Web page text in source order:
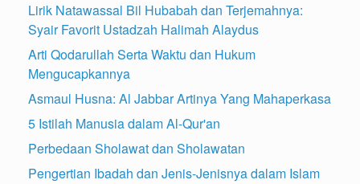
Lirik Natawassal Bil Hubabah dan Terjemahnya:
Syair Favorit Ustadzah Halimah Alaydus
Arti Qodarullah Serta Waktu dan Hukum
Mengucapkannya
Asmaul Husna: Al Jabbar Artinya Yang Mahaperkasa
5 Istilah Manusia dalam Al-Qur'an
Perbedaan Sholawat dan Sholawatan
Pengertian Ibadah dan Jenis-Jenisnya dalam Islam